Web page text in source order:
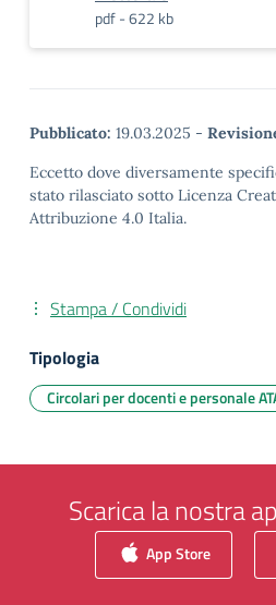
pdf - 622 kb
Pubblicato: 19.03.2025 -
Eccetto dove diversamente
stato rilasciato sotto Licenza
Attribuzione 4.0 Italia.
Stampa / Condividi
Tipologia
Circolari per docenti e personale
Scarica la nostra
App Store